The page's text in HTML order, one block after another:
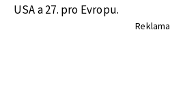
USA a 27. pro Evropu.
Reklama